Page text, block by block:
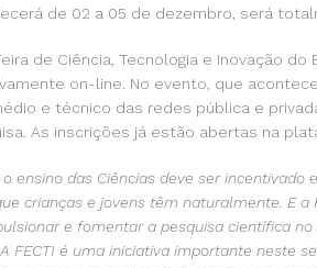
de 02 a 05 de dezembro, será
de Ciência, Tecnologia e Inovação do
on-line. No evento, que
e técnico das redes pública e
As inscrições já estão abertas na
ensino das Ciências deve ser incentivado
crianças e jovens têm naturalmente. E a
e fomentar a pesquisa científica no
FECTI é uma iniciativa importante neste